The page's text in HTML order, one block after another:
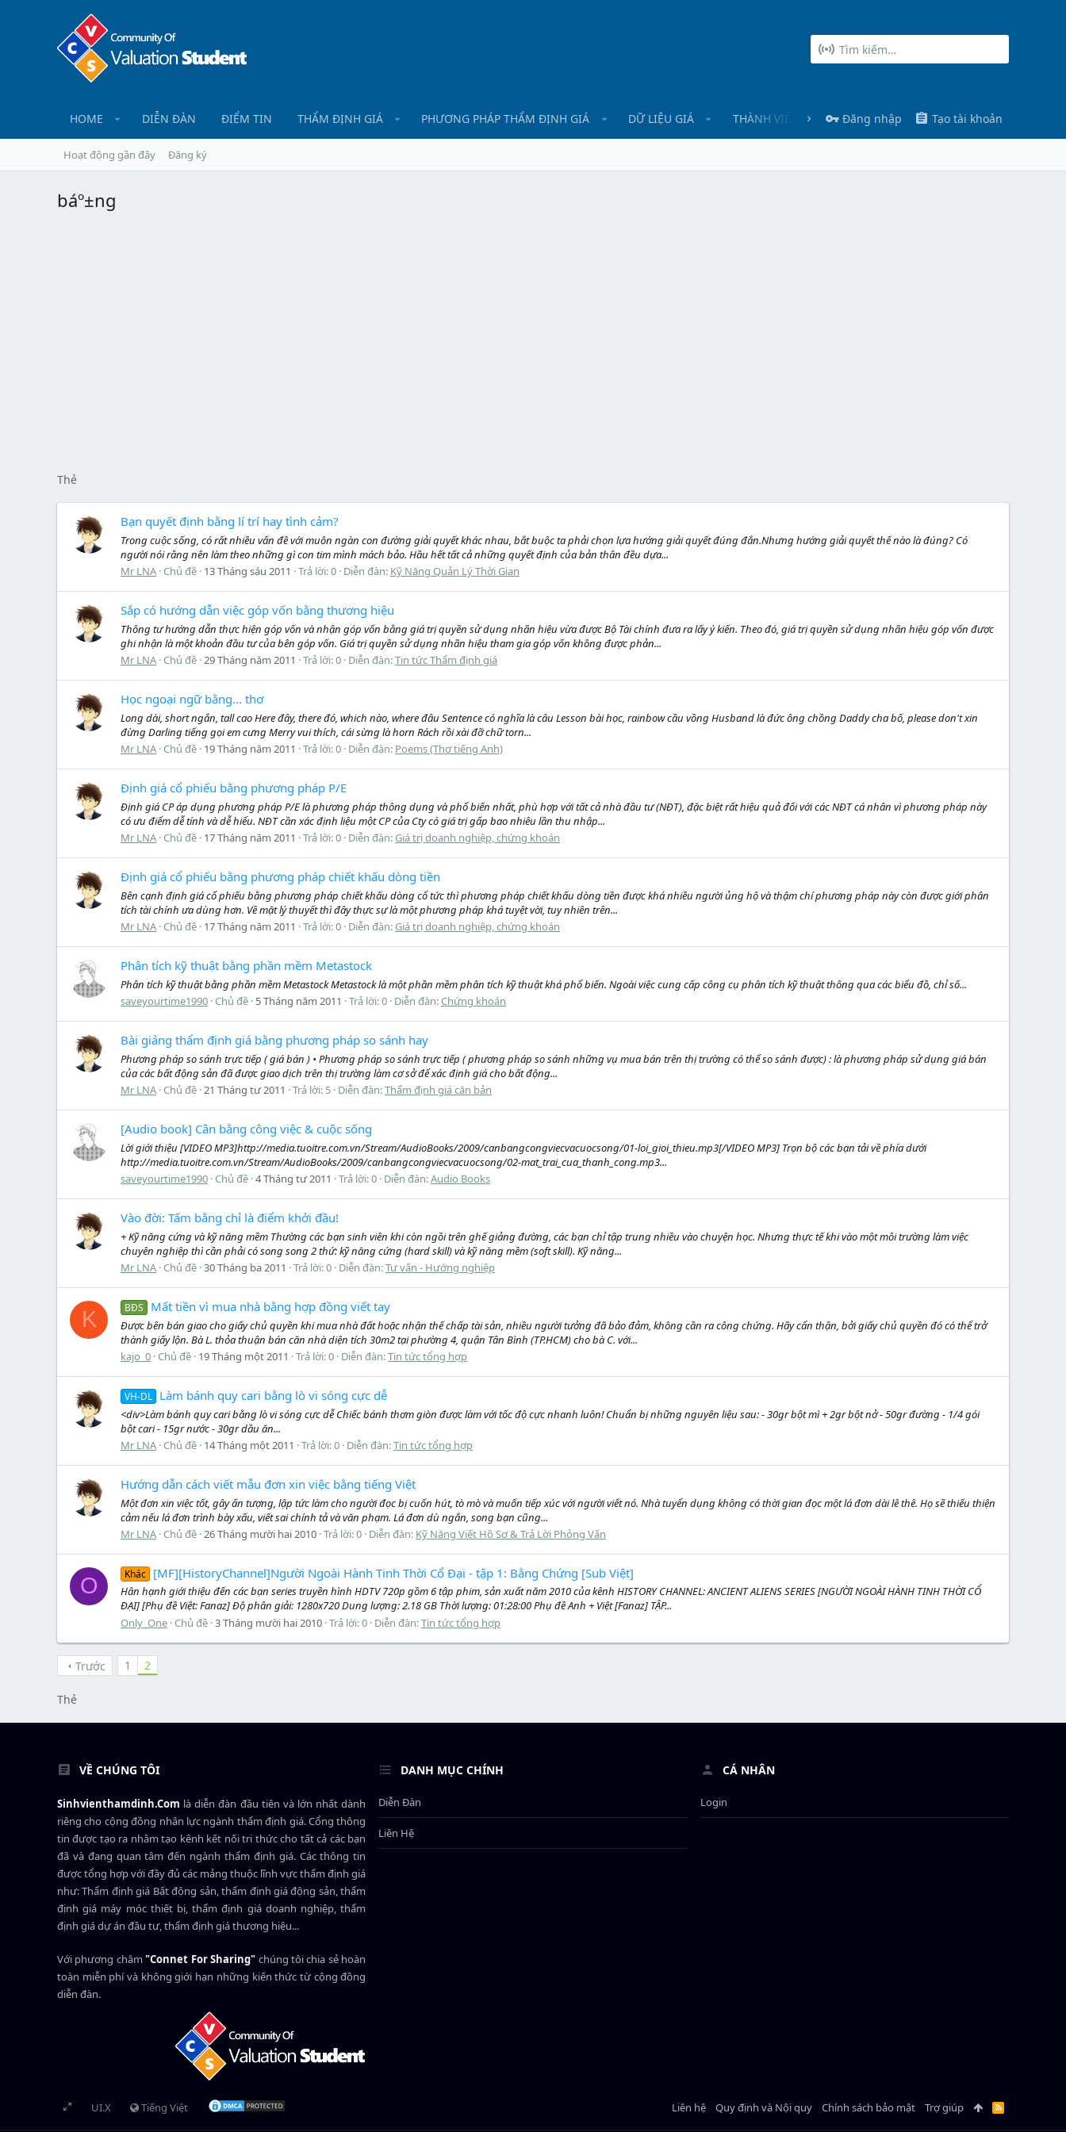
HOME DIỄN ĐÀN ĐIỂM TIN THẨM ĐỊNH GIÁ PHƯƠNG PHÁP THẨM ĐỊNH GIÁ DỮ LIỆU GIÁ THÀNH VIÊN Đăng nhập Tạo tài khoản
Hoạt động gần đây Đăng ký
báº±ng
Thẻ
Bạn quyết định bằng lí trí hay tình cảm?
Trong cuộc sống, có rất nhiều vấn đề với muôn ngàn con đường giải quyết khác nhau, bắt buộc ta phải chọn lựa hướng giải quyết đúng đắn.Nhưng hướng giải quyết thế nào là đúng? Có
người nói rằng nên làm theo những gì con tim mình mách bảo. Hầu hết tất cả những quyết định của bản thân đều dựa...
Mr LNA Chủ đề 13 Tháng sáu 2011 Trả lời: 0 Diễn đàn: Kỹ Năng Quản Lý Thời Gian
Sắp có hướng dẫn việc góp vốn bằng thương hiệu
Thông tư hướng dẫn thực hiện góp vốn và nhận góp vốn bằng giá trị quyền sử dụng nhãn hiệu vừa được Bộ Tài chính đưa ra lấy ý kiến. Theo đó, giá trị quyền sử dụng nhãn hiệu góp vốn được
ghi nhận là một khoản đầu tư của bên góp vốn. Giá trị quyền sử dụng nhãn hiệu tham gia góp vốn không được phản...
Mr LNA Chủ đề 29 Tháng năm 2011 Trả lời: 0 Diễn đàn:Tin tức Thẩm định giá
Học ngoại ngữ bằng... thơ
Long dài, short ngắn, tall cao Here đây, there đó, which nào, where đâu Sentence có nghĩa là câu Lesson bài học, rainbow cầu vồng Husband là đức ông chồng Daddy cha bố, please don't xin
đừng Darling tiếng gọi em cưng Merry vui thích, cái sừng là horn Rách rồi xài đỡ chữ torn...
Mr LNA Chủ đề 19 Tháng năm 2011 Trả lời: 0 Diễn đàn: Poems (Thơ tiếng Anh)
Định giá cổ phiếu bằng phương pháp P/E
Định giá CP áp dụng phương pháp P/E là phương pháp thông dụng và phổ biến nhất, phù hợp với tất cả nhà đầu tư (NĐT), đặc biệt rất hiệu quả đối với các NĐT cá nhân vì phương pháp này
có ưu điểm dễ tính và dễ hiểu. NĐT cần xác định liệu một CP của Cty có giá trị gấp bao nhiêu lần thu nhập...
Mr LNA Chủ đề 17 Tháng năm 2011 Trả lời: 0 Diễn đàn: Giá trị doanh nghiệp, chứng khoán
Định giá cổ phiếu bằng phương pháp chiết khấu dòng tiền
Bên cạnh định giá cổ phiếu bằng phương pháp chiết khấu dòng cổ tức thì phương pháp chiết khấu dòng tiền được khá nhiều người ủng hộ và thậm chí phương pháp này còn được giới phân
tích tài chính ưa dùng hơn. Về mặt lý thuyết thì đây thực sự là một phương pháp khá tuyệt vời, tuy nhiên trên...
Mr LNA Chủ đề 17 Tháng năm 2011 Trả lời: 0 Diễn đàn: Giá trị doanh nghiệp, chứng khoán
Phân tích kỹ thuật bằng phần mềm Metastock
Phân tích kỹ thuật bằng phần mềm Metastock Metastock là một phần mềm phân tích kỹ thuật khá phổ biến. Ngoài việc cung cấp công cụ phân tích kỹ thuật thông qua các biểu đồ, chỉ số...
saveyourtime1990 Chủ đề 5 Tháng năm 2011 Trả lời: 0 Diễn đàn:Chứng khoán
Bài giảng thẩm định giá bằng phương pháp so sánh hay
Phương pháp so sánh trực tiếp ( giá bán ) • Phương pháp so sánh trực tiếp ( phương pháp so sánh những vụ mua bán trên thị trường có thể so sánh được) : là phương pháp sử dụng giá bán
của các bất động sản đã được giao dịch trên thị trường làm cơ sở để xác định giá cho bất động...
Mr LNA Chủ đề 21 Tháng tư 2011 Trả lời: 5 Diễn đàn:Thẩm định giá căn bản
[Audio book] Cân bằng công việc & cuộc sống
Lời giới thiệu [VIDEO MP3]http://media.tuoitre.com.vn/Stream/AudioBooks/2009/canbangcongviecvacuocsong/01-loi_gioi_thieu.mp3[/VIDEO MP3] Trọn bộ các bạn tải về phía dưới
http://media.tuoitre.com.vn/Stream/AudioBooks/2009/canbangcongviecvacuocsong/02-mat_trai_cua_thanh_cong.mp3...
saveyourtime1990 Chủ đề 4 Tháng tư 2011 Trả lời: 0 Diễn đàn:Audio Books
Vào đời: Tấm bằng chỉ là điểm khởi đầu!
+ Kỹ năng cứng và kỹ năng mềm Thường các bạn sinh viên khi còn ngồi trên ghế giảng đường, các bạn chỉ tập trung nhiều vào chuyện học. Nhưng thực tế khi vào một môi trường làm việc
chuyên nghiệp thì cần phải có song song 2 thứ: kỹ năng cứng (hard skill) và kỹ năng mềm (soft skill). Kỹ năng...
Mr LNA Chủ đề 30 Tháng ba 2011 Trả lời: 0 Diễn đàn:Tư vấn - Hướng nghiệp
K BĐS Mất tiền vì mua nhà bằng hợp đồng viết tay
Được bên bán giao cho giấy chủ quyền khi mua nhà đất hoặc nhận thế chấp tài sản, nhiều người tưởng đã bảo đảm, không cần ra công chứng. Hãy cẩn thận, bởi giấy chủ quyền đó có thể trở
thành giấy lộn. Bà L. thỏa thuận bán căn nhà diện tích 30m2 tại phường 4, quận Tân Bình (TP.HCM) cho bà C. với...
kajo_0 Chủ đề 19 Tháng một 2011 Trả lời: 0 Diễn đàn:Tin tức tổng hợp
VH-DL Làm bánh quy cari bằng lò vi sóng cực dễ
<div>Làm bánh quy cari bằng lò vi sóng cực dễ Chiếc bánh thơm giòn được làm với tốc độ cực nhanh luôn! Chuẩn bị những nguyên liệu sau: - 30gr bột mì + 2gr bột nở - 50gr đường - 1/4 gói
bột cari - 15gr nước - 30gr dầu ăn...
Mr LNA Chủ đề 14 Tháng một 2011 Trả lời: 0 Diễn đàn:Tin tức tổng hợp
Hướng dẫn cách viết mẫu đơn xin việc bằng tiếng Việt
Một đơn xin việc tốt, gây ấn tượng, lập tức làm cho người đọc bị cuốn hút, tò mò và muốn tiếp xúc với người viết nó. Nhà tuyển dụng không có thời gian đọc một lá đơn dài lê thê. Họ sẽ thiếu thiện
cảm nếu lá đơn trình bày xấu, viết sai chính tả và văn phạm. Lá đơn dù ngắn, song bạn cũng...
Mr LNA Chủ đề 26 Tháng mười hai 2010 Trả lời: 0 Diễn đàn: Kỹ Năng Viết Hồ Sơ & Trả Lời Phỏng Vấn
O Khác [MF][HistoryChannel]Người Ngoài Hành Tinh Thời Cổ Đại - tập 1: Bằng Chứng [Sub Việt]
Hân hạnh giới thiệu đến các bạn series truyền hình HDTV 720p gồm 6 tập phim, sản xuất năm 2010 của kênh HISTORY CHANNEL: ANCIENT ALIENS SERIES [NGƯỜI NGOÀI HÀNH TINH THỜI CỔ
ĐẠI] [Phụ đề Việt: Fanaz] Độ phân giải: 1280x720 Dung lượng: 2.18 GB Thời lượng: 01:28:00 Phụ đề Anh + Việt [Fanaz] TẬP...
Only_One Chủ đề 3 Tháng mười hai 2010 Trả lời: 0 Diễn đàn:Tin tức tổng hợp
Trước 1 2
Thẻ
VỀ CHÚNG TÔI
Sinhvienthamdinh.Com là diễn đàn đầu tiên và lớn nhất dành
riêng cho cộng đồng nhân lực ngành thẩm định giá. Cổng thông
tin được tạo ra nhằm tạo kênh kết nối tri thức cho tất cả các bạn
đã và đang quan tâm đến ngành thẩm định giá. Các thông tin
được tổng hợp với đầy đủ các mảng thuộc lĩnh vực thẩm định giá
như: Thẩm định giá Bất động sản, thẩm định giá động sản, thẩm
định giá máy móc thiết bị, thẩm định giá doanh nghiệp, thẩm
định giá dự án đầu tư, thẩm định giá thương hiệu...
Với phương châm"Connet For Sharing" chúng tôi chia sẻ hoàn
toàn miễn phí và không giới hạn những kiến thức từ cộng đồng
diễn đàn.
DANH MỤC CHÍNH
Diễn Đàn
Liên Hệ
CÁ NHÂN
Login
UI.X Tiếng Việt Liên hệ Quy định và Nội quy Chính sách bảo mật Trợ giúp
R
S
S